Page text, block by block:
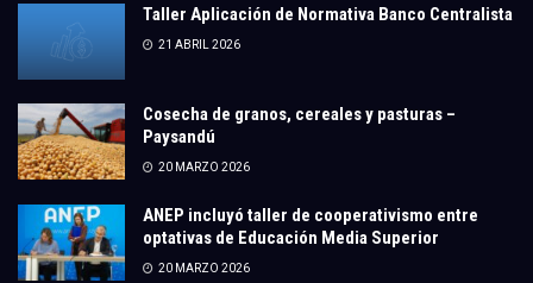
Taller Aplicación de Normativa Banco Centralista
21 ABRIL 2026
Cosecha de granos, cereales y pasturas –
Paysandú
20 MARZO 2026
ANEP incluyó taller de cooperativismo entre
optativas de Educación Media Superior
20 MARZO 2026